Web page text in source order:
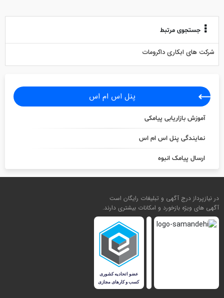
جستجوی مرتبط
شرکت های ابکاری داکرومات
پنل اس ام اس
آموزش بازاریابی پیامکی
نمایندگی پنل اس ام اس
ارسال پیامک انبوه
در نیازپرداز درج آگهی و تبلیغات رایگان است
آگهی های ویژه بازخورد و امکانات بیشتری دارند.